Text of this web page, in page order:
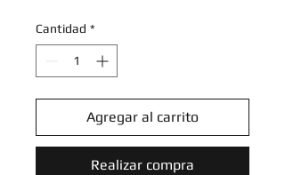
Cantidad *
Agregar al carrito
Realizar compra